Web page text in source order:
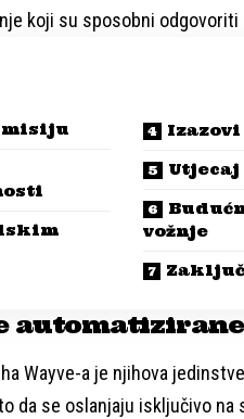
koji su sposobni
misiju
vožnje
Wayve-a je njihova
da se oslanjaju isključivo na